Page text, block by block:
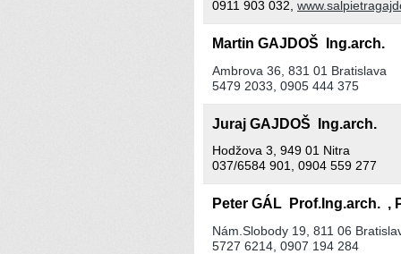
0911 903 032,
Martin GAJDOŠ Ing.arch.
Ambrova 36, 831 01 Bratislava
5479 2033, 0905 444 375
Juraj GAJDOŠ Ing.arch.
Hodžova 3, 949 01 Nitra
037/6584 901, 0904 559 277
Peter GÁL Prof.Ing.arch. ,
Nám.Slobody 19, 811 06
5727 6214, 0907 194 284